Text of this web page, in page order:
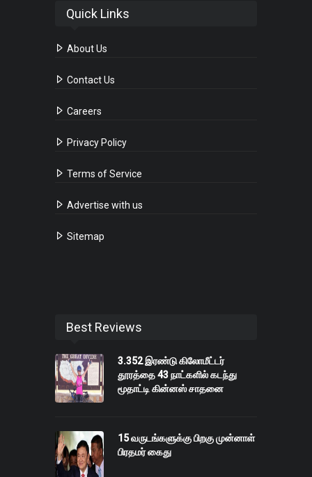
Quick Links
About Us
Contact Us
Careers
Privacy Policy
Terms of Service
Advertise with us
Sitemap
Best Reviews
3.352 இரண்டு கிலோமீட்டர்
தூரத்தை 43 நாட்களில் கடந்து
மூதாட்டி கின்னஸ் சாதனை
15 வருடங்களுக்கு பிறகு முன்னாள்
பிரதமர் கைது